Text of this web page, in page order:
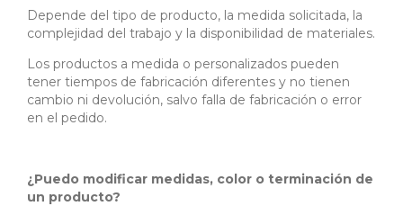
Depende del tipo de producto, la medida solicitada, la
complejidad del trabajo y la disponibilidad de materiales.
Los productos a medida o personalizados pueden
tener tiempos de fabricación diferentes y no tienen
cambio ni devolución, salvo falla de fabricación o error
en el pedido.
¿Puedo modificar medidas, color o terminación de
un producto?